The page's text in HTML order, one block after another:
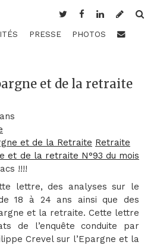
PRESSE PHOTOS
et de la retraite
et de la Retraite Retraite
et de la retraite N°93 du mois
!!!!
lettre, des analyses sur le
18 à 24 ans ainsi que des
et la retraite. Cette lettre
de l’enquête conduite par
Crevel sur l’Epargne et la